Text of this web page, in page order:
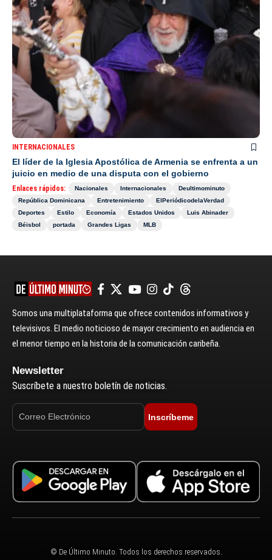
INTERNACIONALES
El líder de la Iglesia Apostólica de Armenia se enfrenta a un
juicio en medio de una disputa con el gobierno
Enlaces rápidos: Nacionales Internacionales
Deultimominuto
República Dominicana
Entretenimiento
ElPeriódicodelaVerdad
Deportes
Estilo Economía Estados Unidos
Luis Abinader
Béisbol
portada Grandes Ligas MLB
Somos una multiplataforma que ofrece contenidos informativos y
televisivos. El medio noticioso de mayor crecimiento en audiencia en
el menor tiempo en la historia de la comunicación caribeña.
Newsletter
Suscríbete a nuestro boletín de noticias.
Inscríbeme
© De Último Minuto. Todos los derechos reservados.